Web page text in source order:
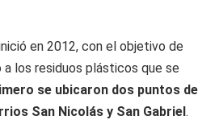
en 2012, con el objetivo de
los residuos plásticos que se
se ubicaron dos puntos de
San Nicolás y San Gabriel.